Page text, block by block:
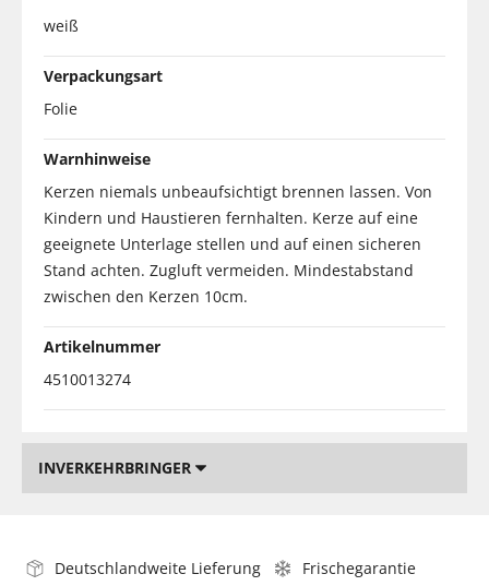
weiß
Verpackungsart
Folie
Warnhinweise
Kerzen niemals unbeaufsichtigt brennen lassen. Von
Kindern und Haustieren fernhalten. Kerze auf eine
geeignete Unterlage stellen und auf einen sicheren
Stand achten. Zugluft vermeiden. Mindestabstand
zwischen den Kerzen 10cm.
Artikelnummer
4510013274
INVERKEHRBRINGER
Deutschlandweite Lieferung
Frischegarantie